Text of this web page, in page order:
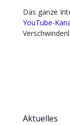
Das ganze
YouTube-
Aktuelles